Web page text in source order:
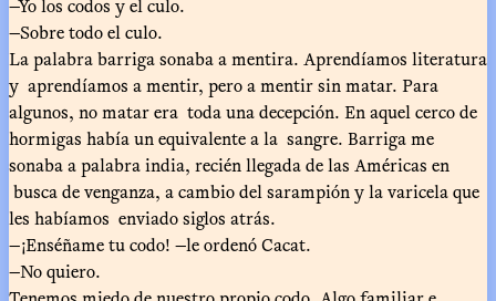
—Sobre todo el culo.
La palabra barriga sonaba a mentira. Aprendíamos literatura
y aprendíamos a mentir, pero a mentir sin matar. Para
algunos, no matar era toda una decepción. En aquel cerco de
hormigas había un equivalente a la sangre. Barriga me
sonaba a palabra india, recién llegada de las Américas en
busca de venganza, a cambio del sarampión y la varicela que
les habíamos enviado siglos atrás.
—¡Enséñame tu codo! —le ordenó Cacat.
—No quiero.